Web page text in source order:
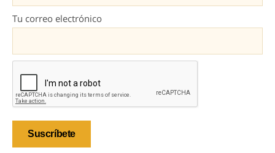
Tu correo electrónico